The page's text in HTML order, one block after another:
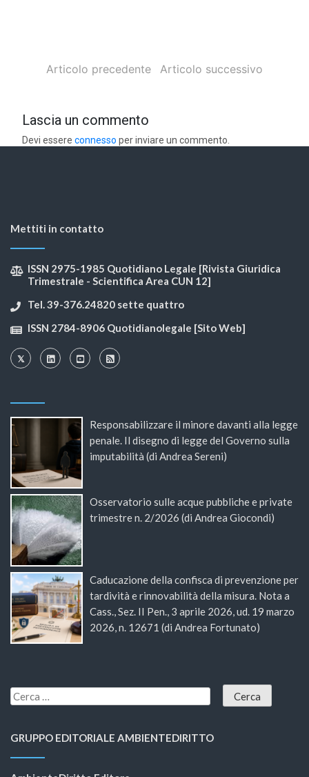
Articolo precedente Articolo successivo
Lascia un commento
Devi essereconnesso per inviare un commento.
Mettiti in contatto
ISSN 2975-1985 Quotidiano Legale [Rivista Giuridica
Trimestrale - Scientifica Area CUN 12]
Tel. 39-376.24820 sette quattro
ISSN 2784-8906 Quotidianolegale [Sito Web]
Responsabilizzare il minore davanti alla legge
penale. Il disegno di legge del Governo sulla
imputabilità (di Andrea Sereni)
Osservatorio sulle acque pubbliche e private
trimestre n. 2/2026 (di Andrea Giocondi)
Caducazione della confisca di prevenzione per
tardività e rinnovabilità della misura. Nota a
Cass., Sez. II Pen., 3 aprile 2026, ud. 19 marzo
2026, n. 12671 (di Andrea Fortunato)
GRUPPO EDITORIALE AMBIENTEDIRITTO